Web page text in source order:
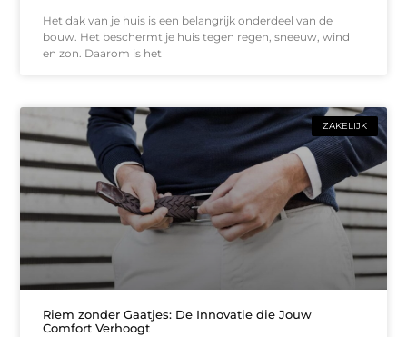
Het dak van je huis is een belangrijk onderdeel van de
bouw. Het beschermt je huis tegen regen, sneeuw, wind
en zon. Daarom is het
ZAKELIJK
Riem zonder Gaatjes: De Innovatie die Jouw
Comfort Verhoogt